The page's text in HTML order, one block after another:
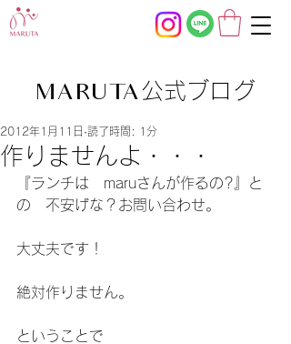
MARUTA公式ブログ
作りませんよ・・・
2012年1月11日 読了時間: 1分
『ランチは　maruさんが作るの?』と
の　不安げな？お問い合わせ。
大丈夫です！
絶対作りません。
ということで